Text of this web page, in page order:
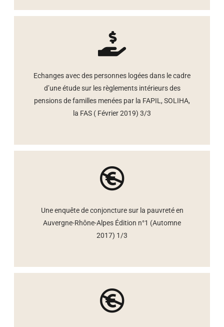
Echanges avec des personnes logées dans le cadre
d’une étude sur les règlements intérieurs des
pensions de familles menées par la FAPIL, SOLIHA,
la FAS ( Février 2019) 3/3
Une enquête de conjoncture sur la pauvreté en
Auvergne-Rhône-Alpes Édition n°1 (Automne
2017) 1/3